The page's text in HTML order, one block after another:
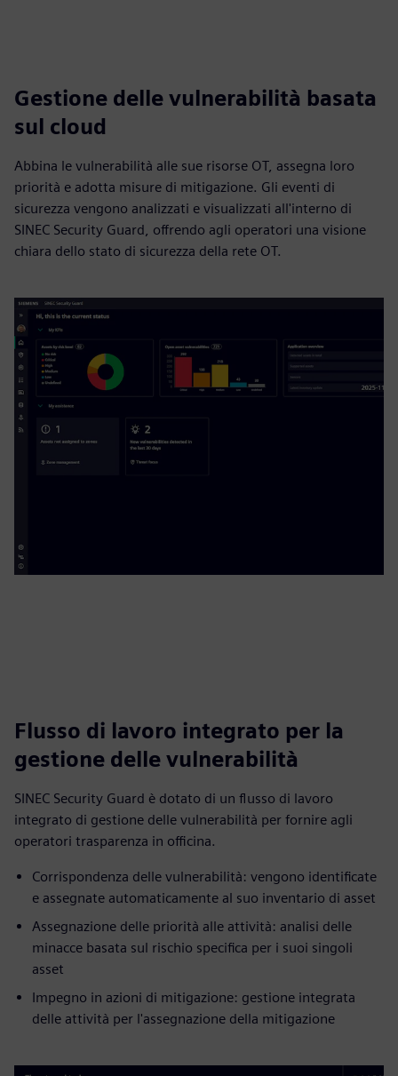
Gestione delle vulnerabilità basata
sul cloud
Abbina le vulnerabilità alle sue risorse OT, assegna loro
priorità e adotta misure di mitigazione. Gli eventi di
sicurezza vengono analizzati e visualizzati all'interno di
SINEC Security Guard, offrendo agli operatori una visione
chiara dello stato di sicurezza della rete OT.
Flusso di lavoro integrato per la
gestione delle vulnerabilità
SINEC Security Guard è dotato di un flusso di lavoro
integrato di gestione delle vulnerabilità per fornire agli
operatori trasparenza in officina.
Corrispondenza delle vulnerabilità: vengono identificate
e assegnate automaticamente al suo inventario di asset
Assegnazione delle priorità alle attività: analisi delle
minacce basata sul rischio specifica per i suoi singoli
asset
Impegno in azioni di mitigazione: gestione integrata
delle attività per l'assegnazione della mitigazione